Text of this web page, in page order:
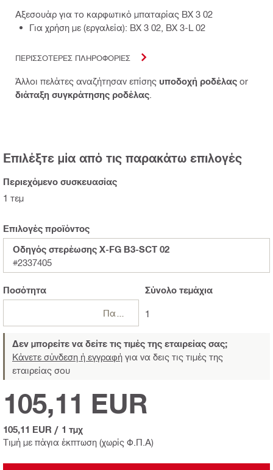
Αξεσουάρ για το καρφωτικό μπαταρίας BX 3 02
Για χρήση με (εργαλεία): BX 3 02, BX 3-L 02
ΠΕΡΙΣΣΟΤΕΡΕΣ ΠΛΗΡΟΦΟΡΙΕΣ
Άλλοι πελάτες αναζήτησαν επίσης υποδοχή ροδέλας or
διάταξη συγκράτησης ροδέλας
Επιλέξτε μία από τις παρακάτω επιλογές
Περιεχόμενο συσκευασίας
1 τεμ
Επιλογές προϊόντος
Οδηγός στερέωσης X-FG B3-SCT 02
#2337405
Ποσότητα Σύνολοτεμάχια
1
Δεν μπορείτε να δείτε τις τιμές της εταιρείας σας;
Κάνετε σύνδεση ή εγγραφή για να δεις τις τιμές της
εταιρείας σου
Τιμή με πάγια έκπτωση (χωρίς Φ.Π.Α)
105,11 EUR
105,11 EUR / 1 τμχ